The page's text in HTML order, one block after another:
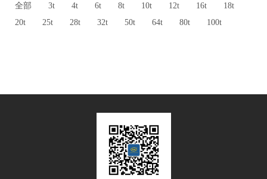
全部 3t 4t 6t 8t 10t 12t 16t
18t
20t
25t 28t 32t 50t 64t 80t 100t